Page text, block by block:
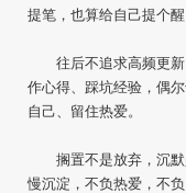
提笔，也算给自己提个
往后不追求高频更
作心得、踩坑经验，偶
自己、留住热爱。
搁置不是放弃，沉
慢沉淀，不负热爱，不负